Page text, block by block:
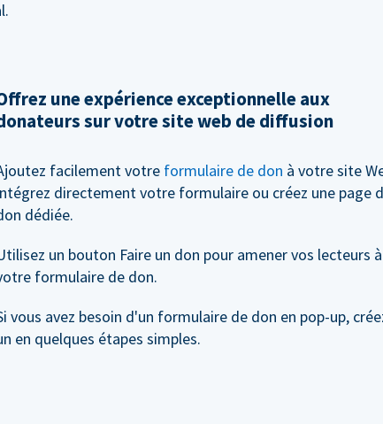
une expérience exceptionnelle aux
sur votre site web de diffusion
facilement votre formulaire de don à votre site
directement votre formulaire ou créez une page
dédiée.
un bouton Faire un don pour amener vos lecteurs à
formulaire de don.
vous avez besoin d'un formulaire de don en pop-up,
en quelques étapes simples.